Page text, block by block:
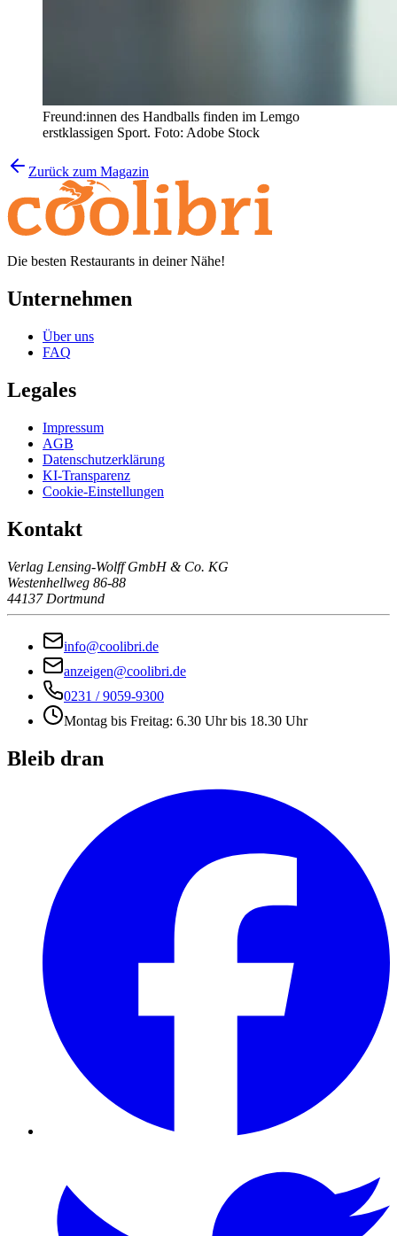
Freund:innen des Handballs finden im Lemgo
erstklassigen Sport. Foto: Adobe Stock
Zurück zum Magazin
Die besten Restaurants in deiner Nähe!
Unternehmen
Über uns
FAQ
Legales
Impressum
AGB
Datenschutzerklärung
KI-Transparenz
Cookie-Einstellungen
Kontakt
Verlag Lensing-Wolff GmbH & Co. KG
Westenhellweg 86-88
44137 Dortmund
info@coolibri.de
anzeigen@coolibri.de
0231 / 9059-9300
Montag bis Freitag: 6.30 Uhr bis 18.30 Uhr
Bleib dran